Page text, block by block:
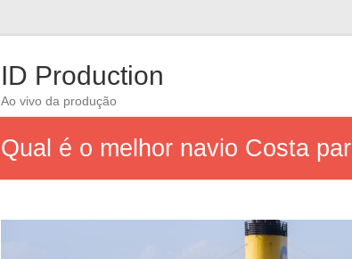
ID Production
Ao vivo da produção
Qual é o melhor navio Costa